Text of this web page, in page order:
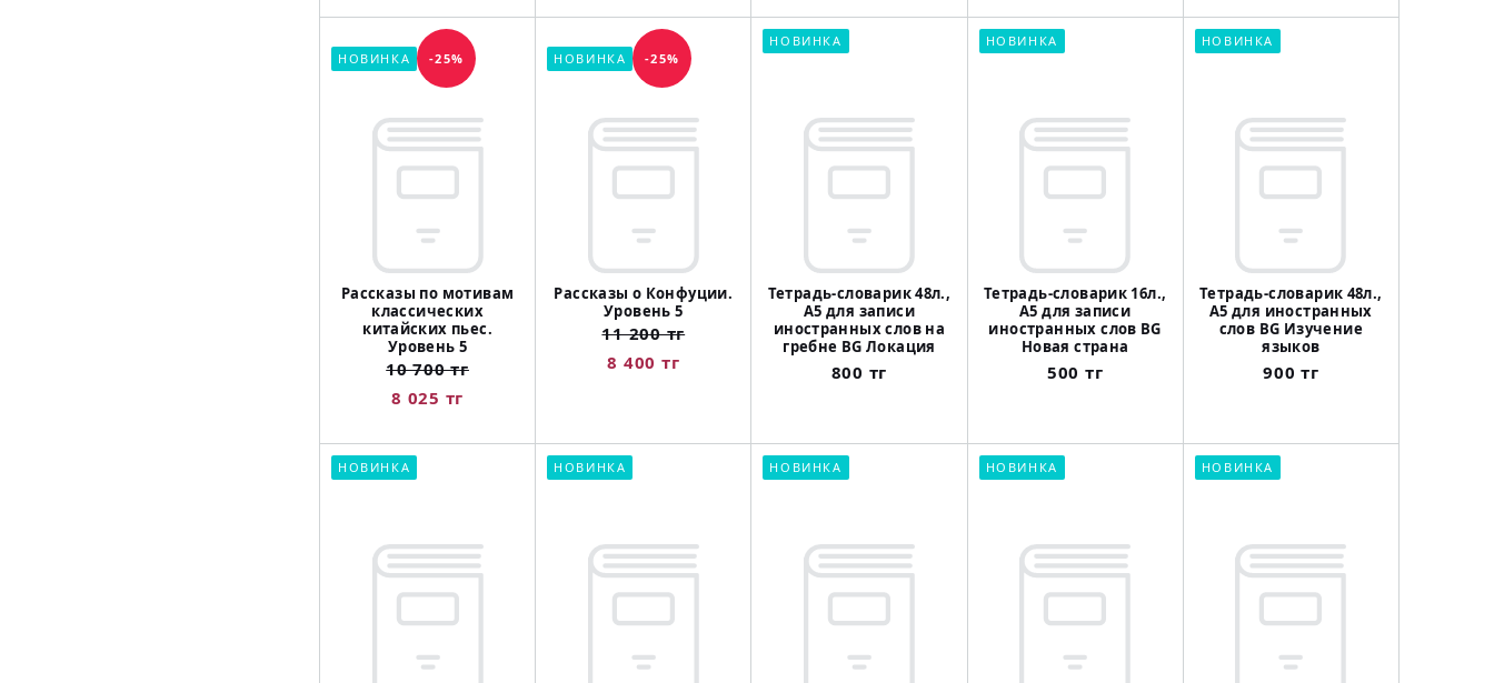
НОВИНКА -25%
Рассказы по мотивам
классических
китайских пьес.
Уровень 5
10 700 тг
8 025 тг
НОВИНКА -25%
Рассказы о Конфуции.
Уровень 5
11 200 тг
8 400 тг
НОВИНКА
Тетрадь-словарик 48л.,
А5 для записи
иностранных слов на
гребне BG Локация
800 тг
НОВИНКА
Тетрадь-словарик 16л.,
А5 для записи
иностранных слов BG
Новая страна
500 тг
НОВИНКА
Тетрадь-словарик 48л.,
А5 для иностранных
слов BG Изучение
языков
900 тг
НОВИНКА НОВИНКА НОВИНКА НОВИНКА НОВИНКА